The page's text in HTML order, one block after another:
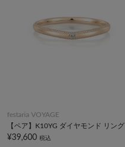
festaria VOYAGE
【ペア】K10YG ダイヤモンド リング
¥39,600 税込